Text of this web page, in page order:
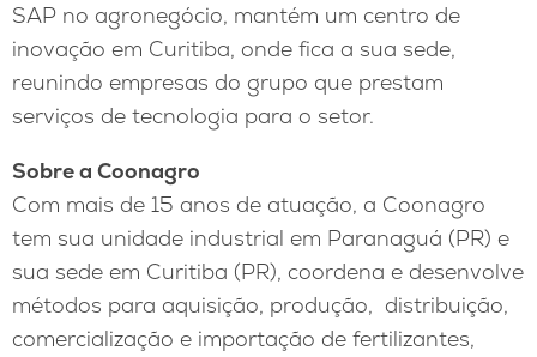
SAP no agronegócio, mantém um centro de
inovação em Curitiba, onde fica a sua sede,
reunindo empresas do grupo que prestam
serviços de tecnologia para o setor.
Sobre a Coonagro
Com mais de 15 anos de atuação, a Coonagro
tem sua unidade industrial em Paranaguá (PR) e
sua sede em Curitiba (PR), coordena e desenvolve
métodos para aquisição, produção, distribuição,
comercialização e importação de fertilizantes,